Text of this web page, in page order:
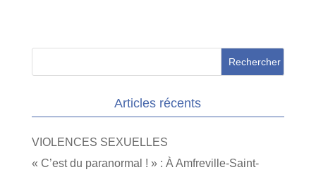
Articles récents
VIOLENCES SEXUELLES
« C’est du paranormal ! » : À Amfreville-Saint-